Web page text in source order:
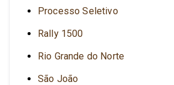
Processo Seletivo
Rally 1500
Rio Grande do Norte
São João